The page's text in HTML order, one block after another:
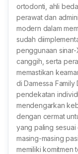
ortodonti, ahli
perawat dan
modern dalam
sudah
penggunaan
canggih, serta
memastikan
di Damessa
pendekatan
mendengarkan
dengan cermat
yang paling
masing-masing
memiliki komitmen